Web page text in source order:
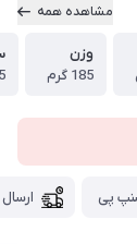
مشاهده همه
وزن
185 گرم